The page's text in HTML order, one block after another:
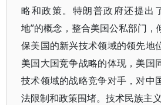
略和政策。特朗普政府还提出
地”的概念，整合美国公私部门，
保美国的新兴技术领域的领先地
美国大国竞争战略的体现，美国
技术领域的战略竞争对手，对中
法限制和政策围堵。技术民族主